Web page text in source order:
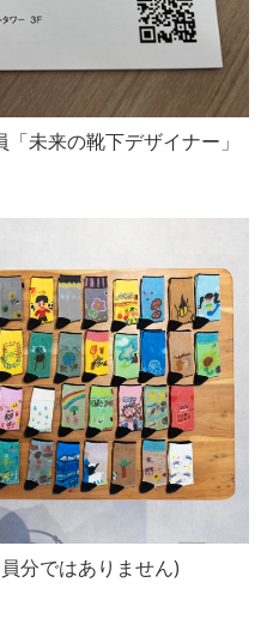
未来の靴下デザイナー」
分ではありません)